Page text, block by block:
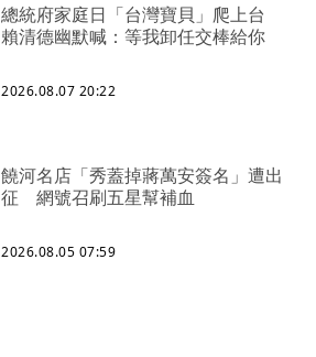
總統府家庭日「台灣寶貝」爬上台
賴清德幽默喊：等我卸任交棒給你
2026.08.07 20:22
饒河名店「秀蓋掉蔣萬安簽名」遭出
征 網號召刷五星幫補血
2026.08.05 07:59